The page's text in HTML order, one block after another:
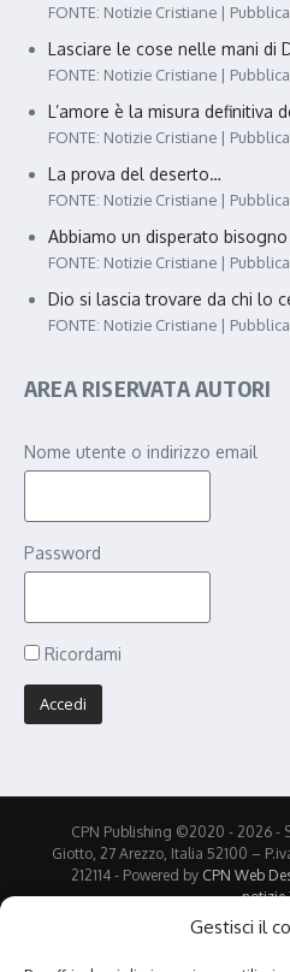
Gestisci il
FONTE: Notizie Cristiane
Lasciare le cose nelle mani di
FONTE: Notizie Cristiane
L’amore è la misura definitiva
FONTE: Notizie Cristiane
La prova del deserto…
FONTE: Notizie Cristiane
Abbiamo un disperato
FONTE: Notizie Cristiane
Dio si lascia trovare da chi lo
FONTE: Notizie Cristiane
AREA RISERVATA AUTORI
Nome utente o indirizzo email
Password
Ricordami
CPN Publishing ©2020 - 2026 -
Giotto, 27 Arezzo, Italia 52100 –
212114 - Powered by CPN Web
notizie